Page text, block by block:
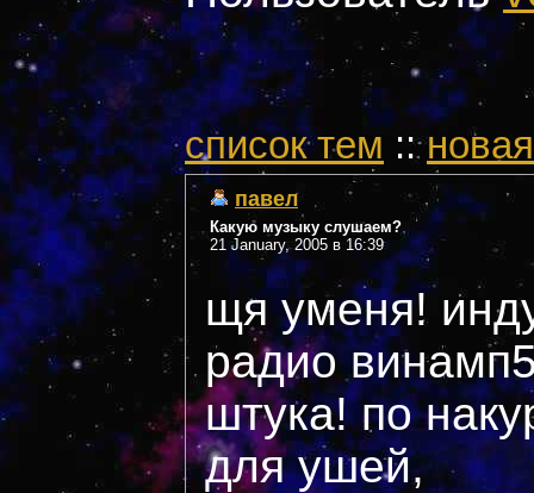
cписок тем ::
павел
Какую музыку слушаем?
21 January, 2005 в 16:39
щя уменя!
радио
штука! по
для ушей,